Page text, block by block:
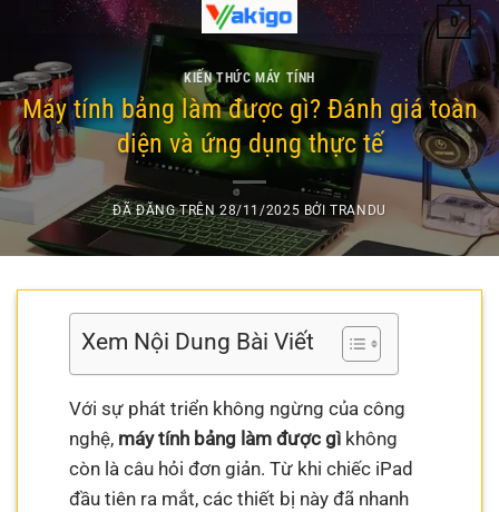
nội
dung
0
KIẾN THỨC MÁY TÍNH
Máy tính bảng làm được gì? Đánh giá toàn
diện và ứng dụng thực tế
ĐÃ ĐĂNG TRÊN28/11/2025 BỞITRANDU
Xem Nội Dung Bài Viết
Với sự phát triển không ngừng của công
nghệ, máy tính bảng làm được gì không
còn là câu hỏi đơn giản. Từ khi chiếc iPad
đầu tiên ra mắt, các thiết bị này đã nhanh